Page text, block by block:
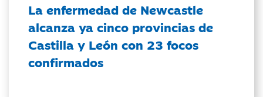
La enfermedad de Newcastle
alcanza ya cinco provincias de
Castilla y León con 23 focos
confirmados